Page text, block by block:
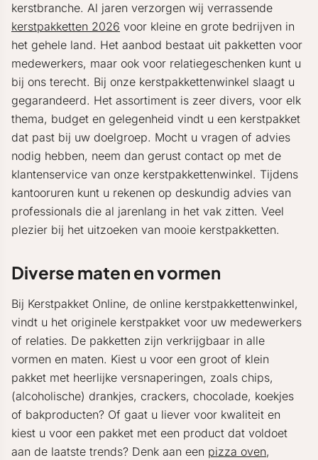
kerstbranche. Al jaren verzorgen wij verrassende
kerstpakketten 2026 voor kleine en grote bedrijven in
het gehele land. Het aanbod bestaat uit pakketten voor
medewerkers, maar ook voor relatiegeschenken kunt u
bij ons terecht. Bij onze kerstpakkettenwinkel slaagt u
gegarandeerd. Het assortiment is zeer divers, voor elk
thema, budget en gelegenheid vindt u een kerstpakket
dat past bij uw doelgroep. Mocht u vragen of advies
nodig hebben, neem dan gerust contact op met de
klantenservice van onze kerstpakkettenwinkel. Tijdens
kantooruren kunt u rekenen op deskundig advies van
professionals die al jarenlang in het vak zitten. Veel
plezier bij het uitzoeken van mooie kerstpakketten.
Diverse maten en vormen
Bij Kerstpakket Online, de online kerstpakkettenwinkel,
vindt u het originele kerstpakket voor uw medewerkers
of relaties. De pakketten zijn verkrijgbaar in alle
vormen en maten. Kiest u voor een groot of klein
pakket met heerlijke versnaperingen, zoals chips,
(alcoholische) drankjes, crackers, chocolade, koekjes
of bakproducten? Of gaat u liever voor kwaliteit en
kiest u voor een pakket met een product dat voldoet
aan de laatste trends? Denk aan een pizza oven,